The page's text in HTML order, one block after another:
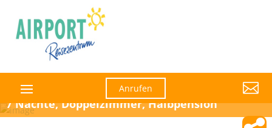
Anrufen 
7 Nächte, Doppelzimmer, Halbpension